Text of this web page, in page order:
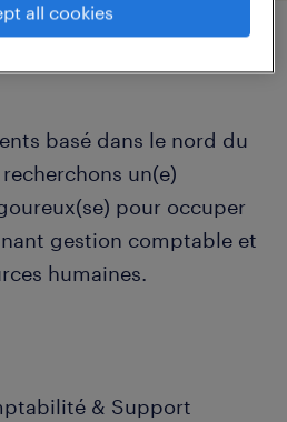
basé dans le nord du
un(e)
pour occuper
gestion comptable et
humaines.
& Support
all cookies